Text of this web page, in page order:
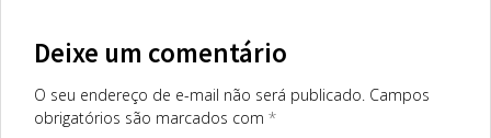
Deixe um comentário
O seu endereço de e-mail não será publicado. Campos
obrigatórios são marcados com *